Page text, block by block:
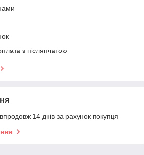
з післяплатою
14 днів за рахунок покупця